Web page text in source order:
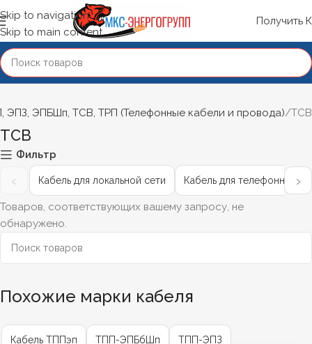
Skip to navigation
Skip to main content
Получить
ЭПЗ, ЭПБШп, ТСВ, ТРП (Телефонные кабели и провода) ТСВ
ТСВ
Фильтр
‹ Кабель для локальной сети Кабель для телефонной›
Товаров, соответствующих вашему запросу, не
обнаружено.
Похожие марки кабеля
Кабель ТППэп ТПП-ЭПБбШп ТПП-ЭПЗ